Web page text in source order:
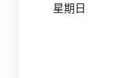
星期日